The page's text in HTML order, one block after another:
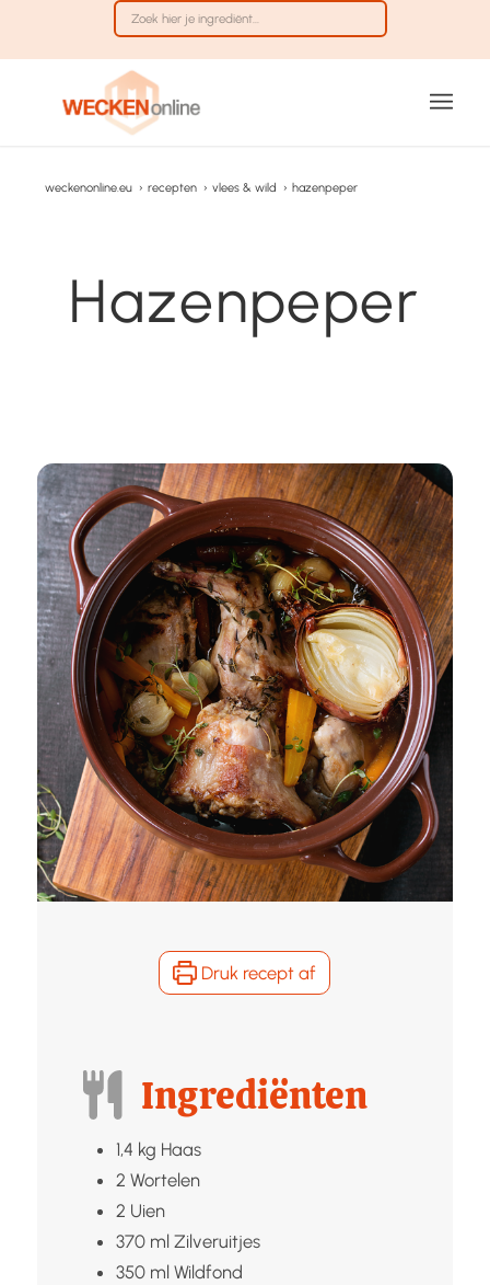
weckenonline.eu › recepten › vlees & wild › hazenpeper
Hazenpeper
Druk recept af
Ingrediënten
1,4 kg Haas
2 Wortelen
2 Uien
370 ml Zilveruitjes
350 ml Wildfond